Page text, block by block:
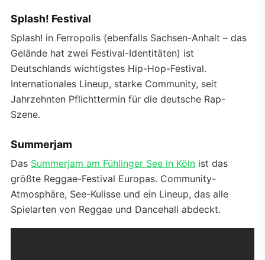
Splash! Festival
Splash! in Ferropolis (ebenfalls Sachsen-Anhalt – das
Gelände hat zwei Festival-Identitäten) ist
Deutschlands wichtigstes Hip-Hop-Festival.
Internationales Lineup, starke Community, seit
Jahrzehnten Pflichttermin für die deutsche Rap-
Szene.
Summerjam
Das Summerjam am Fühlinger See in Köln ist das
größte Reggae-Festival Europas. Community-
Atmosphäre, See-Kulisse und ein Lineup, das alle
Spielarten von Reggae und Dancehall abdeckt.